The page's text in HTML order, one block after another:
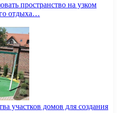
пространство на узком
отдыха…
участков домов для создания